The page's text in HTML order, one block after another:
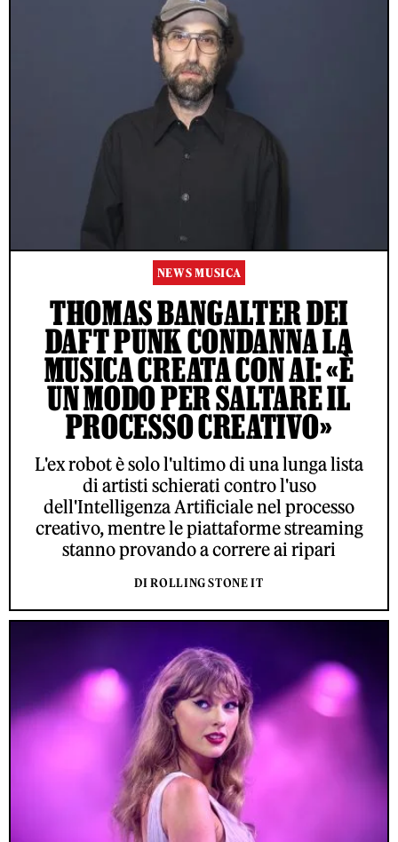
NEWS MUSICA
THOMAS BANGALTER DEI
DAFT PUNK CONDANNA LA
MUSICA CREATA CON AI: «È
UN MODO PER SALTARE IL
PROCESSO CREATIVO»
L'ex robot è solo l'ultimo di una lunga lista
di artisti schierati contro l'uso
dell'Intelligenza Artificiale nel processo
creativo, mentre le piattaforme streaming
stanno provando a correre ai ripari
DI ROLLING STONE IT